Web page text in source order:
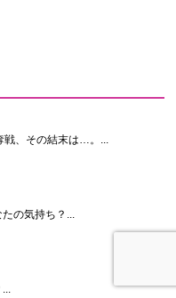
戦、その結末は…。...
の気持ち？...
...